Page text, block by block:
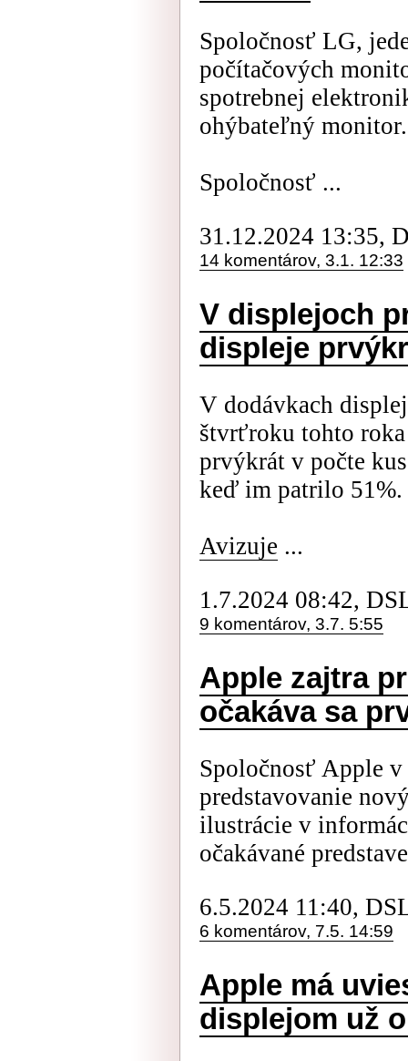
Spoločnosť LG,
počítačových
spotrebnej
ohýbateľný monitor.
Spoločnosť ...
31.12.2024 13:35,
14 komentárov, 3.1. 12:33
V displejoch
displeje
V dodávkach
štvrťroku tohto
prvýkrát v počte
keď im patrilo 51%.
Avizuje ...
1.7.2024 08:42,
9 komentárov, 3.7. 5:55
Apple zajtra
očakáva sa
Spoločnosť Apple
predstavovanie
ilustrácie v
očakávané
6.5.2024 11:40,
6 komentárov, 7.5. 14:59
Apple má
displejom už